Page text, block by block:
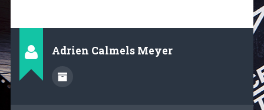
Adrien Calmels Meyer